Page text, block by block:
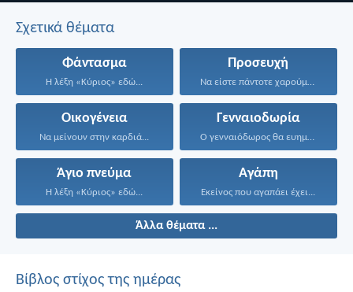
Σχετικά θέματα
Φάντασμα
Η λέξη «Κύριος» εδώ...
Προσευχή
Να είστε πάντοτε χαρούμενοι...
Οικογένεια
Να μείνουν στην καρδιά...
Γενναιοδωρία
Ο γενναιόδωρος θα ευημερήσει·...
Άγιο πνεύμα
Η λέξη «Κύριος» εδώ...
Αγάπη
Εκείνος που αγαπάει έχει...
Άλλα θέματα ...
Βίβλος στίχος της ημέρας